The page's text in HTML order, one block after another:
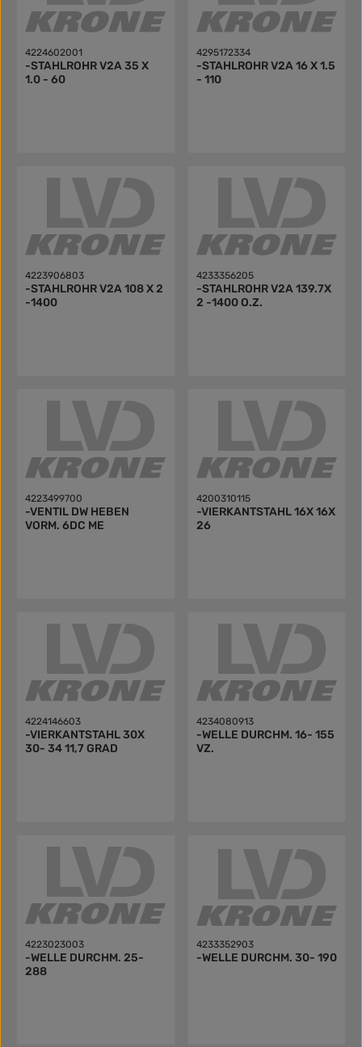
4224602001
-STAHLROHR V2A 35 X
1.0 - 60
4295172334
-STAHLROHR V2A 16 X 1.5
- 110
4223906803
-STAHLROHR V2A 108 X 2
-1400
4233356205
-STAHLROHR V2A 139.7X
2 -1400 O.Z.
4223499700
-VENTIL DW HEBEN
VORM. 6DC ME
4200310115
-VIERKANTSTAHL 16X 16X
26
4224146603
-VIERKANTSTAHL 30X
30- 34 11,7 GRAD
4234080913
-WELLE DURCHM. 16- 155
VZ.
4223023003
-WELLE DURCHM. 25-
288
4233352903
-WELLE DURCHM. 30- 190